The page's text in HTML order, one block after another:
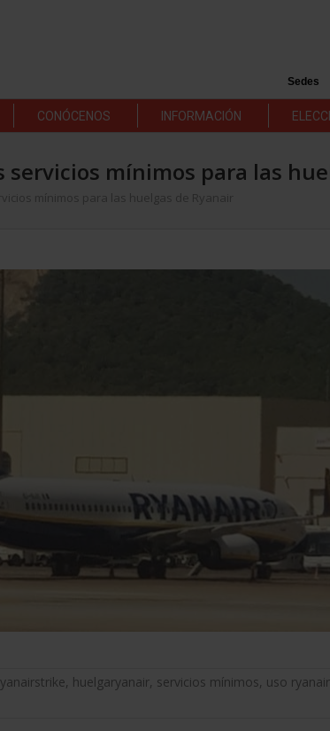
Sedes
CONÓCENOS INFORMACIÓN
mínimos para las
mínimos para las huelgas de Ryanair
, huelgaryanair, servicios mínimos, uso ryanair